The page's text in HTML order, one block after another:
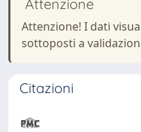
Attenzione
Attenzione! I dati
sottoposti a
Citazioni